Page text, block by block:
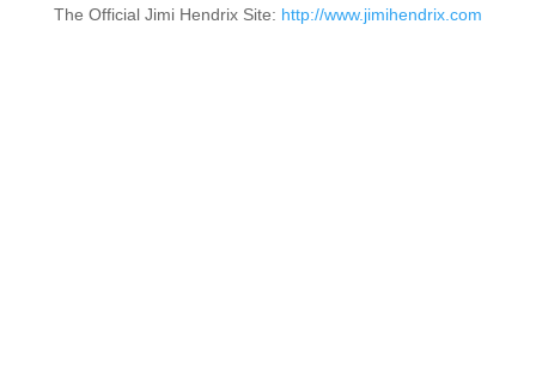
The Official Jimi Hendrix Site: http://www.jimihendrix.com